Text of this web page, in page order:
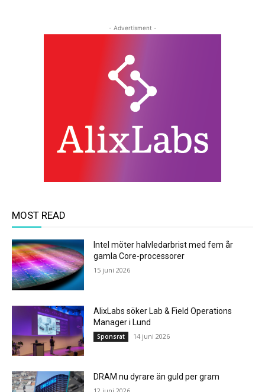
- Advertisment -
MOST READ
Intel möter halvledarbrist med fem år
gamla Core-processorer
15 juni 2026
AlixLabs söker Lab & Field Operations
Manager i Lund
Sponsrat 14 juni 2026
DRAM nu dyrare än guld per gram